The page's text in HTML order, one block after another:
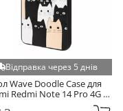
Відправка через 5 днів
Wave Doodle Case для
Redmi Note 14 Pro 4G
Cats (6938572014)